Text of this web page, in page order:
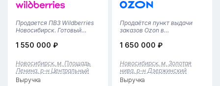
Продается ПВЗ Wildberries
Новосибирск. Готовый
столице Сибири!Продается
заказов Wildberries в
Новосибирске. Предлагаем
вам готовый, прибыльный
бизнес в...
1 550 000 ₽
Новосибирск, м. Площадь
Ленина, р-н Центральный
Выручка
Продаётся пункт выдачи
заказов Ozon в
готовый бизнес —
Новосибирске с 4‑летней
историей успешной работы.
Пункт полностью отлажен:
процессы выстроены, перс...
1 650 000 ₽
Новосибирск, м. Золотая
нива, р-н Дзержинский
Выручка